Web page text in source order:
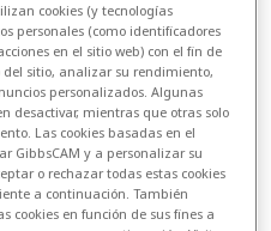
de 5 ejes para
la herramienta
La inclinación con
es
de dividir las
polinomiales de
cookies (y tecnologías
personales (como identificadores
en el sitio web) con el fin de
sitio, analizar su rendimiento,
personalizados. Algunas
desactivar, mientras que otras solo
Las cookies basadas en el
GibbsCAM y a personalizar su
o rechazar todas estas cookies
a continuación. También
cookies en función de sus fines a